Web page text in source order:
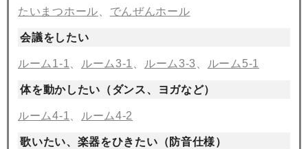
たいまつホール でんぜんホール
会議をしたい
ルーム1-1 ルーム3-1 ルーム3-3 ルーム5-1
体を動かしたい（ダンス、ヨガなど）
ルーム4-1 ルーム4-2
歌いたい、楽器をひきたい（防音仕様）